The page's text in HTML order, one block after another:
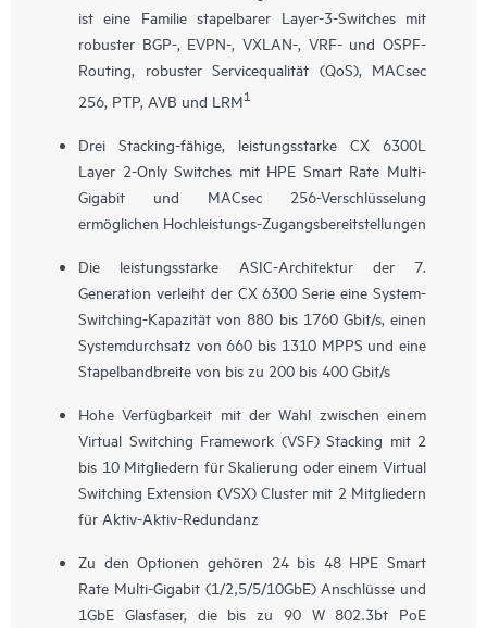
ist eine Familie stapelbarer Layer-3-Switches mit
robuster BGP-, EVPN-, VXLAN-, VRF- und OSPF-
Routing, robuster Servicequalität (QoS), MACsec
256, PTP, AVB und LRM1
Drei Stacking-fähige, leistungsstarke CX 6300L
Layer 2-Only Switches mit HPE Smart Rate Multi-
Gigabit und MACsec 256-Verschlüsselung
ermöglichen Hochleistungs-Zugangsbereitstellungen
Die leistungsstarke ASIC-Architektur der 7.
Generation verleiht der CX 6300 Serie eine System-
Switching-Kapazität von 880 bis 1760 Gbit/s, einen
Systemdurchsatz von 660 bis 1310 MPPS und eine
Stapelbandbreite von bis zu 200 bis 400 Gbit/s
Hohe Verfügbarkeit mit der Wahl zwischen einem
Virtual Switching Framework (VSF) Stacking mit 2
bis 10 Mitgliedern für Skalierung oder einem Virtual
Switching Extension (VSX) Cluster mit 2 Mitgliedern
für Aktiv-Aktiv-Redundanz
Zu den Optionen gehören 24 bis 48 HPE Smart
Rate Multi-Gigabit (1/2,5/5/10GbE) Anschlüsse und
1GbE Glasfaser, die bis zu 90 W 802.3bt PoE